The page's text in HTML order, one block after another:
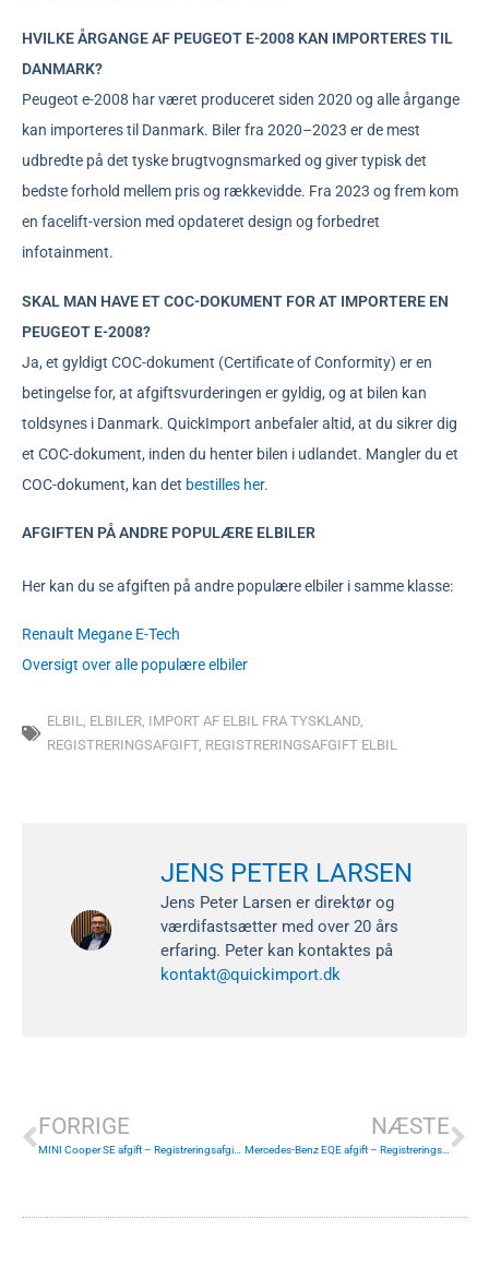
HVILKE ÅRGANGE AF PEUGEOT E-2008 KAN IMPORTERES TIL
DANMARK?
Peugeot e-2008 har været produceret siden 2020 og alle årgange
kan importeres til Danmark. Biler fra 2020–2023 er de mest
udbredte på det tyske brugtvognsmarked og giver typisk det
bedste forhold mellem pris og rækkevidde. Fra 2023 og frem kom
en facelift-version med opdateret design og forbedret
infotainment.
SKAL MAN HAVE ET COC-DOKUMENT FOR AT IMPORTERE EN
PEUGEOT E-2008?
Ja, et gyldigt COC-dokument (Certificate of Conformity) er en
betingelse for, at afgiftsvurderingen er gyldig, og at bilen kan
toldsynes i Danmark. QuickImport anbefaler altid, at du sikrer dig
et COC-dokument, inden du henter bilen i udlandet. Mangler du et
COC-dokument, kan det bestilles her.
AFGIFTEN PÅ ANDRE POPULÆRE ELBILER
Her kan du se afgiften på andre populære elbiler i samme klasse:
Renault Megane E-Tech
Oversigt over alle populære elbiler
ELBIL ELBILER IMPORT AF ELBIL FRA TYSKLAND
REGISTRERINGSAFGIFT, REGISTRERINGSAFGIFT ELBIL
JENS PETER LARSEN
Jens Peter Larsen er direktør og
værdifastsætter med over 20 års
erfaring. Peter kan kontaktes på
kontakt@quickimport.dk
FORRIGE NÆSTE
Mercedes-Benz EQE afgift – Registreringsafgift i 2026